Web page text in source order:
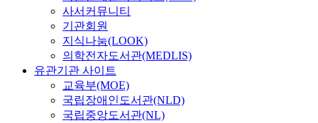
사서커뮤니티
기관회원
지식나눔(LOOK)
의학전자도서관(MEDLIS)
유관기관 사이트
교육부(MOE)
국립장애인도서관(NLD)
국립중앙도서관(NL)